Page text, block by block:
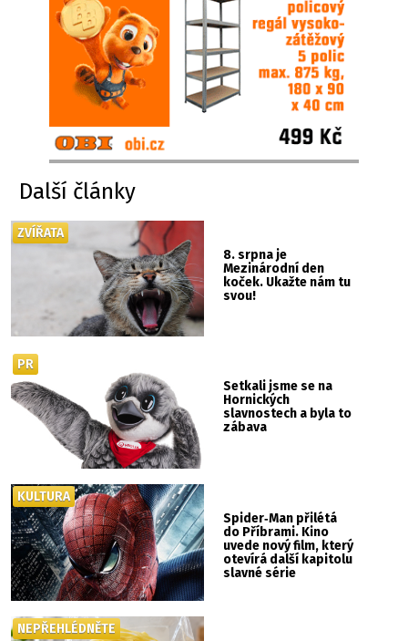
Další články
8. srpna je
Mezinárodní den
koček. Ukažte nám tu
svou!
ZVÍŘATA
Setkali jsme se na
Hornických
slavnostech a byla to
zábava
PR
Spider‑Man přilétá
do Příbrami. Kino
uvede nový film, který
otevírá další kapitolu
slavné série
KULTURA
NEPŘEHLÉDNĚTE